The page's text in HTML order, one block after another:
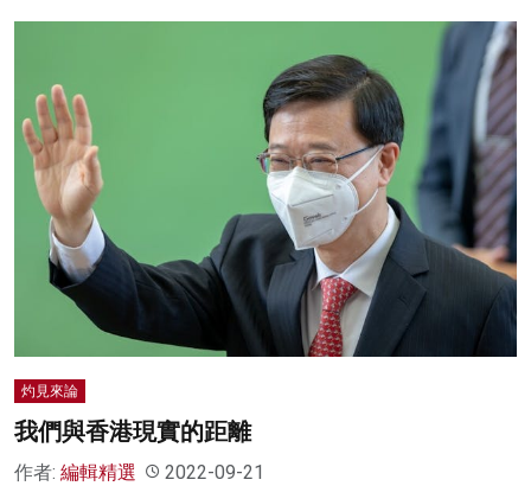
灼見來論
我們與香港現實的距離
作者: 編輯精選 2022-09-21